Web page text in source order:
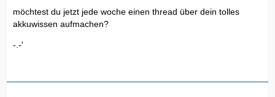
Der Vergleich hinkt gewaltig.
möchtest du jetzt jede woche einen thread über dein tolles
akkuwissen aufmachen?
-.-'